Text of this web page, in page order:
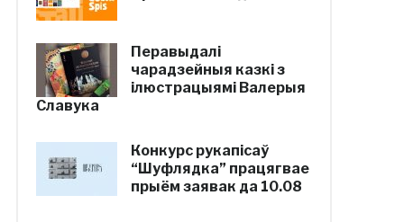
Перавыдалі
чарадзейныя казкі з
ілюстрацыямі Валерыя
Славука
Конкурс рукапісаў
“Шуфлядка” працягвае
прыём заявак да 10.08